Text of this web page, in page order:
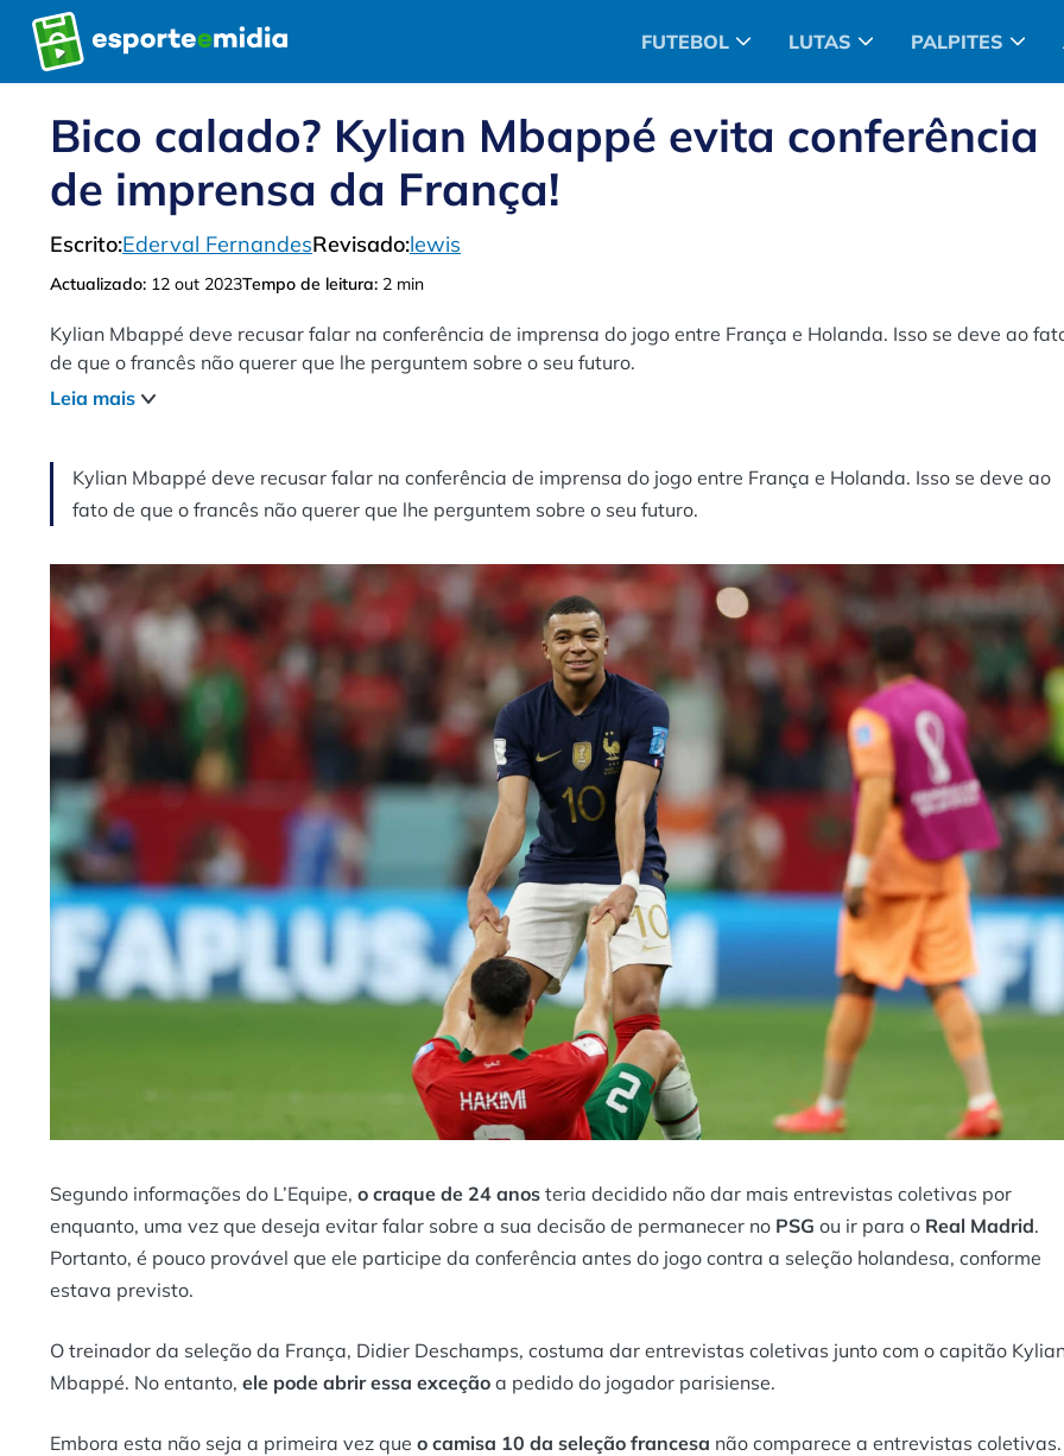
Pular
para
o
FUTEBOL LUTAS PALPITES
Bico calado? Kylian Mbappé evita conferência
de imprensa da França!
Escrito:Ederval FernandesRevisado:lewis
Actualizado: 12 out 2023Tempo de leitura: 2 min
Kylian Mbappé deve recusar falar na conferência de imprensa do jogo entre França e Holanda. Isso se deve ao
de que o francês não querer que lhe perguntem sobre o seu futuro.
Leia mais
Kylian Mbappé deve recusar falar na conferência de imprensa do jogo entre França e Holanda. Isso se deve ao
fato de que o francês não querer que lhe perguntem sobre o seu futuro.
Segundo informações do L’Equipe, o craque de 24 anos teria decidido não dar mais entrevistas coletivas por
enquanto, uma vez que deseja evitar falar sobre a sua decisão de permanecer no PSG ou ir para o Real Madrid.
Portanto, é pouco provável que ele participe da conferência antes do jogo contra a seleção holandesa, conforme
estava previsto.
O treinador da seleção da França, Didier Deschamps, costuma dar entrevistas coletivas junto com o capitão
Mbappé. No entanto, ele pode abrir essa exceção a pedido do jogador parisiense.
Embora esta não seja a primeira vez que o camisa 10 da seleção francesa não comparece a entrevistas coletivas.